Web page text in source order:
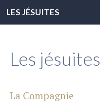
LES JÉSUITES
Les jésuites
La Compagnie